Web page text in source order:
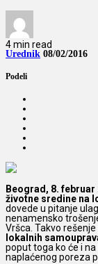
4 min read
Urednik 08/02/2016
Podeli
Beograd, 8. februar
životne sredine na
dovede u pitanje
nenamensko
Vršca. Takvo
lokalnih
poput toga ko će i
naplaćenog poreza